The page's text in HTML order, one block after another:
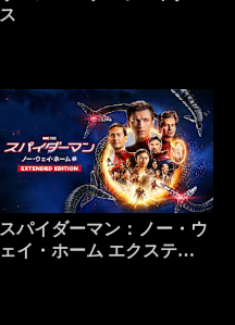
ス
スパイダーマン：ノー・ウ
ェイ・ホーム エクステン